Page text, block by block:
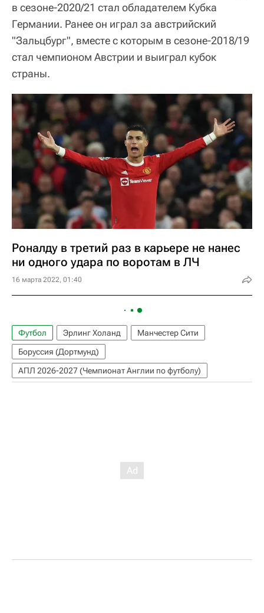
в сезоне-2020/21 стал обладателем Кубка
Германии. Ранее он играл за австрийский
"Зальцбург", вместе с которым в сезоне-2018/19
стал чемпионом Австрии и выиграл кубок
страны.
Роналду в третий раз в карьере не нанес
ни одного удара по воротам в ЛЧ
16 марта 2022, 01:40
Футбол Эрлинг Холанд
Манчестер Сити
Боруссия (Дортмунд)
АПЛ 2026-2027 (Чемпионат Англии по футболу)